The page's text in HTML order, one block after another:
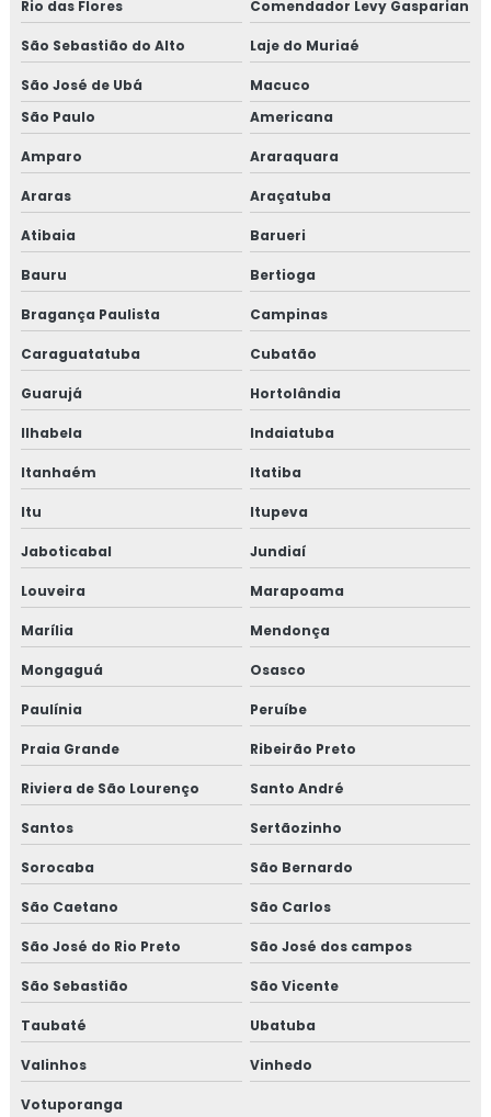
TESTE DE PRESSÃO HIDROSTÁTICA
TESTE HIDROSTATICO EM TUBULAÇÃO DE
TESTE HIDROSTÁTICO EM CALDEIRAS
TESTE HIDROSTÁTICO EM TUBULAÇÕES DE ÁGUA
LAUDO DE ESTANQUEIDADE
TESTE DE ESTANQUEIDADE ÁGUA
TESTE DE ESTANQUEIDADE EM TANQUES
TESTE DE VAZAMENTO DE GÁS
TESTE DE ESTANQUEIDADE EM TUBULAÇÃO DE
GÁS
EMPRESAS QUE FAZEM TESTE DE ESTANQUEIDADE
INSPEÇÃO DE ESTANQUEIDADE
NR 10 CURSO
CURSO NR 10 ONLINE
CURSO NR 10 EAD
TREINAMENTO DE NR 10
TREINAMENTO NR10 BÁSICO
CURSO NR 10 PRESENCIAL
Rio das Flores Comendador Levy Gasparian
São Sebastião do Alto Laje do Muriaé
São José de Ubá
Macuco
São Paulo
Americana
Amparo Araraquara
Araras Araçatuba
Atibaia Barueri
Bauru Bertioga
Bragança Paulista Campinas
Caraguatatuba Cubatão
Guarujá Hortolândia
Ilhabela Indaiatuba
Itanhaém Itatiba
Itu Itupeva
Jaboticabal Jundiaí
Louveira Marapoama
Marília Mendonça
Mongaguá Osasco
Paulínia Peruíbe
Praia Grande Ribeirão Preto
Riviera de São Lourenço Santo André
Santos Sertãozinho
Sorocaba São Bernardo
São Caetano São Carlos
São José do Rio Preto São José dos campos
São Sebastião São Vicente
Taubaté Ubatuba
Valinhos Vinhedo
Votuporanga